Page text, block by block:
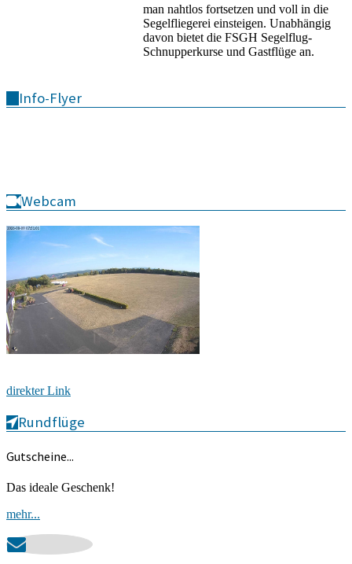
man nahtlos fortsetzen und voll in die
Segelfliegerei einsteigen. Unabhängig
davon bietet die FSGH Segelflug-
Schnupperkurse und Gastflüge an.
Info-Flyer
Webcam
direkter Link
Rundflüge
Gutscheine...
Das ideale Geschenk!
mehr...